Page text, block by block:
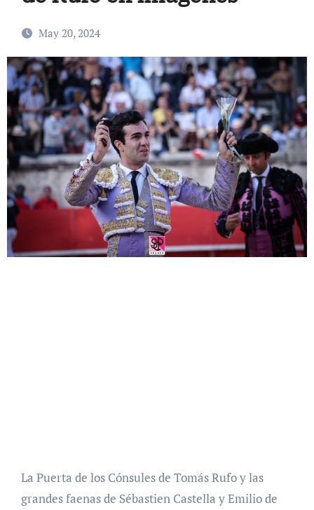
May 20, 2024
La Puerta de los Cónsules de Tomás Rufo y las
grandes faenas de Sébastien Castella y Emilio de